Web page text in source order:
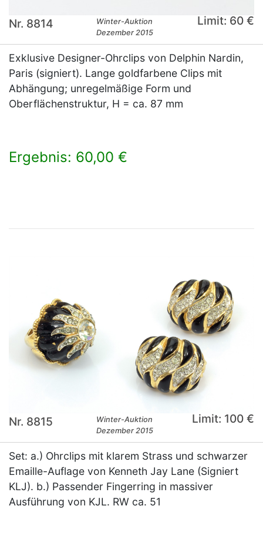
Nr. 8814
Winter-Auktion
Dezember 2015
Limit: 60 €
Exklusive Designer-Ohrclips von Delphin Nardin,
Paris (signiert). Lange goldfarbene Clips mit
Abhängung; unregelmäßige Form und
Oberflächenstruktur, H = ca. 87 mm
Ergebnis: 60,00 €
Nr. 8815
Winter-Auktion
Dezember 2015
Limit: 100 €
Set: a.) Ohrclips mit klarem Strass und schwarzer
Emaille-Auflage von Kenneth Jay Lane (Signiert
KLJ). b.) Passender Fingerring in massiver
Ausführung von KJL. RW ca. 51